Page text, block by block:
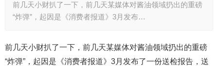
前几天小财扒了一下，前几天某媒体对酱油领域扔出的重磅
“炸弹”，起因是《消费者报道》3月发布…
前几天小财扒了一下，前几天某媒体对酱油领域扔出的重磅
“炸弹”，起因是《消费者报道》3月发布了一份送检报告，送